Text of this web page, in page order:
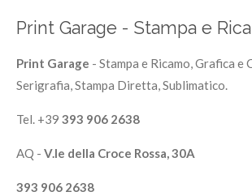
Print Garage - Stampa e
Print Garage - Stampa e Ricamo, Grafica e
Serigrafia, Stampa Diretta, Sublimatico.
Tel. +39 393 906 2638
AQ - V.le della Croce Rossa, 30A
393 906 2638